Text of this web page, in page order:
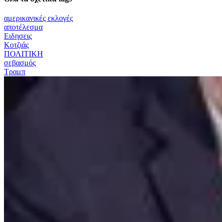
αμερικανικές εκλογές
αποτέλεσμα
Ειδησεις
Κοτζιάς
ΠΟΛΙΤΙΚΗ
σεβασμός
Τραμπ